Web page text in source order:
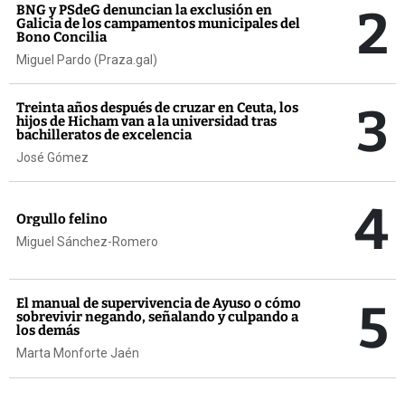
BNG y PSdeG denuncian la exclusión en
Galicia de los campamentos municipales del
Bono Concilia
Miguel Pardo (Praza.gal) 2
Treinta años después de cruzar en Ceuta, los
hijos de Hicham van a la universidad tras
bachilleratos de excelencia
José Gómez 3
Orgullo felino
Miguel Sánchez-Romero 4
El manual de supervivencia de Ayuso o cómo
sobrevivir negando, señalando y culpando a
los demás
Marta Monforte Jaén 5